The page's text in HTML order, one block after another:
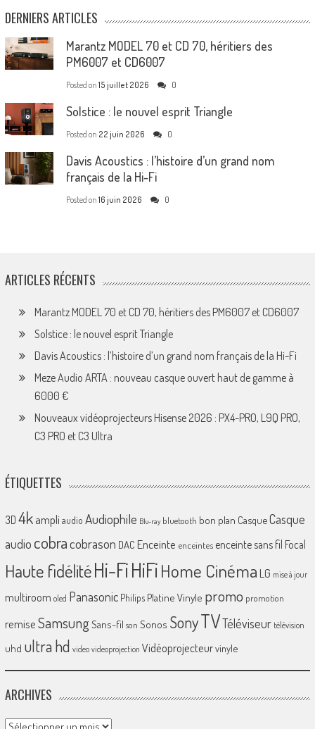
DERNIERS ARTICLES
Marantz MODEL 70 et CD 70, héritiers des
PM6007 et CD6007
Posted on 15 juillet 2026 0
Solstice : le nouvel esprit Triangle
Posted on 22 juin 2026 0
Davis Acoustics : l’histoire d’un grand nom
français de la Hi-Fi
Posted on 16 juin 2026 0
ARTICLES RÉCENTS
Marantz MODEL 70 et CD 70, héritiers des PM6007 et CD6007
Solstice : le nouvel esprit Triangle
Davis Acoustics : l’histoire d’un grand nom français de la Hi-Fi
Meze Audio ARTA : nouveau casque ouvert haut de gamme à
6000 €
Nouveaux vidéoprojecteurs Hisense 2026 : PX4-PRO, L9Q PRO,
C3 PRO et C3 Ultra
ÉTIQUETTES
3D 4k ampliaudio Audiophile Blu-ray bluetooth bon plan CasqueCasque
audio cobracobrason DAC Enceinte enceintes enceinte sans fil Focal
Haute fidélitéHi-FiHiFiHome Cinéma LG mise à jour
multiroom oled Panasonic Philips Platine Vinyle promo promotion
remiseSamsungSans-fil son Sonos SonyTVTéléviseur télévision
uhd ultra hd video videoprojection Vidéoprojecteurvinyle
ARCHIVES
Archives